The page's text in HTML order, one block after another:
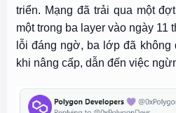
triển. Mạng đã trải qua một
một trong ba layer vào ngày 11
lỗi đáng ngờ, ba lớp đã
khi nâng cấp, dẫn đến việc